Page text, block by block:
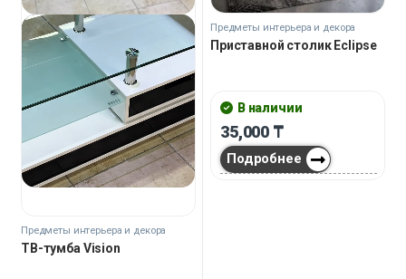
Предметы интерьера и декора
ТВ-тумба Vision
Предметы интерьера и декора
Приставной столик Eclipse
В наличии
35,000 ₸
Подробнее